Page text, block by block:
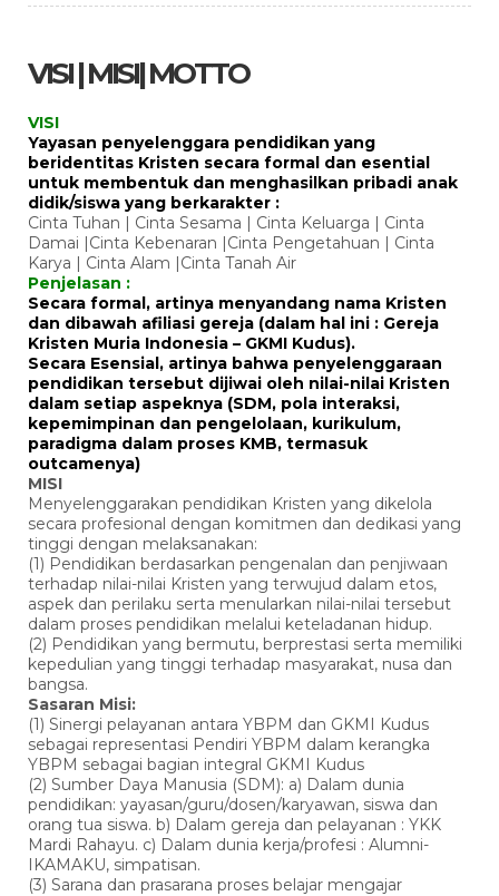
VISI | MISI| MOTTO
VISI
Yayasan penyelenggara pendidikan yang
beridentitas Kristen secara formal dan esential
untuk membentuk dan menghasilkan pribadi anak
didik/siswa yang berkarakter :
Cinta Tuhan | Cinta Sesama | Cinta Keluarga | Cinta
Damai |Cinta Kebenaran |Cinta Pengetahuan | Cinta
Karya | Cinta Alam |Cinta Tanah Air
Penjelasan :
Secara formal, artinya menyandang nama Kristen
dan dibawah afiliasi gereja (dalam hal ini : Gereja
Kristen Muria Indonesia – GKMI Kudus).
Secara Esensial, artinya bahwa penyelenggaraan
pendidikan tersebut dijiwai oleh nilai-nilai Kristen
dalam setiap aspeknya (SDM, pola interaksi,
kepemimpinan dan pengelolaan, kurikulum,
paradigma dalam proses KMB, termasuk
outcamenya)
MISI
Menyelenggarakan pendidikan Kristen yang dikelola
secara profesional dengan komitmen dan dedikasi yang
tinggi dengan melaksanakan:
(1) Pendidikan berdasarkan pengenalan dan penjiwaan
terhadap nilai-nilai Kristen yang terwujud dalam etos,
aspek dan perilaku serta menularkan nilai-nilai tersebut
dalam proses pendidikan melalui keteladanan hidup.
(2) Pendidikan yang bermutu, berprestasi serta memiliki
kepedulian yang tinggi terhadap masyarakat, nusa dan
bangsa.
Sasaran Misi:
(1) Sinergi pelayanan antara YBPM dan GKMI Kudus
sebagai representasi Pendiri YBPM dalam kerangka
YBPM sebagai bagian integral GKMI Kudus
(2) Sumber Daya Manusia (SDM): a) Dalam dunia
pendidikan: yayasan/guru/dosen/karyawan, siswa dan
orang tua siswa. b) Dalam gereja dan pelayanan : YKK
Mardi Rahayu. c) Dalam dunia kerja/profesi : Alumni-
IKAMAKU, simpatisan.
(3) Sarana dan prasarana proses belajar mengajar